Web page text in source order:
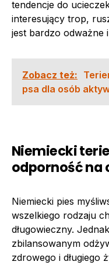
tendencje do
interesujący trop,
jest bardzo odważne
Zobacz też:
psa dla osób
Niemiecki
odporność na
Niemiecki pies
wszelkiego rodzaju
długowieczny.
zbilansowanym
zdrowego i długiego